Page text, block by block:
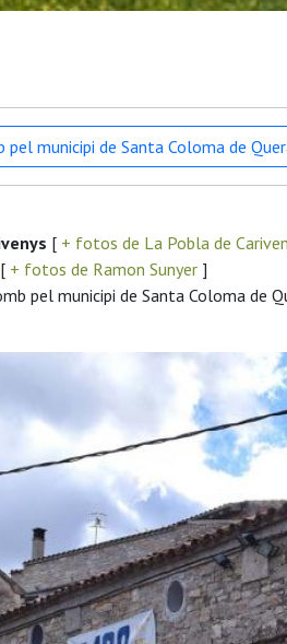
pel municipi de Santa Coloma de
[ + fotos de La Pobla de
[ + fotos de Ramon Sunyer ]
pel municipi de Santa Coloma de